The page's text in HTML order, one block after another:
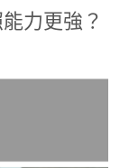
力更強？